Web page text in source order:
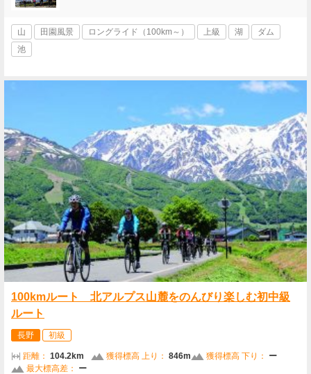
山 田園風景 ロングライド（100km～） 上級 湖
ダム
池
100kmルート 北アルプス山麓をのんびり楽しむ初中級
ルート
長野 初級
距離： 104.2km 獲得標高 上り： 846m 獲得標高 下り：
ー
最大標高差：
ー